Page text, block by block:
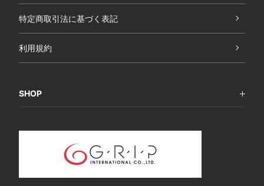
特定商取引法に基づく表記
利用規約
SHOP